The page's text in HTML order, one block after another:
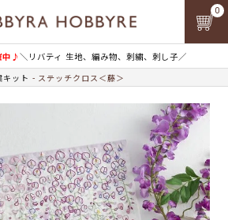
中♪＼リバティ 生地、編み物、刺繍、刺し子／
0
キット ステッチクロス＜藤＞